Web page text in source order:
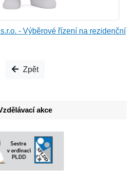
- Výběrové řízení na rezidenční
Zpět
akce